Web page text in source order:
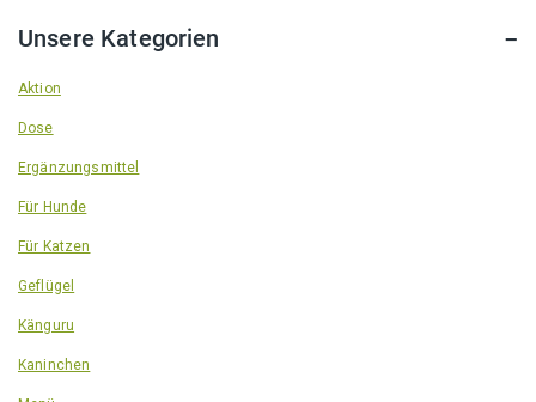
Unsere Kategorien
Aktion
Dose
Ergänzungsmittel
Für Hunde
Für Katzen
Geflügel
Känguru
Kaninchen